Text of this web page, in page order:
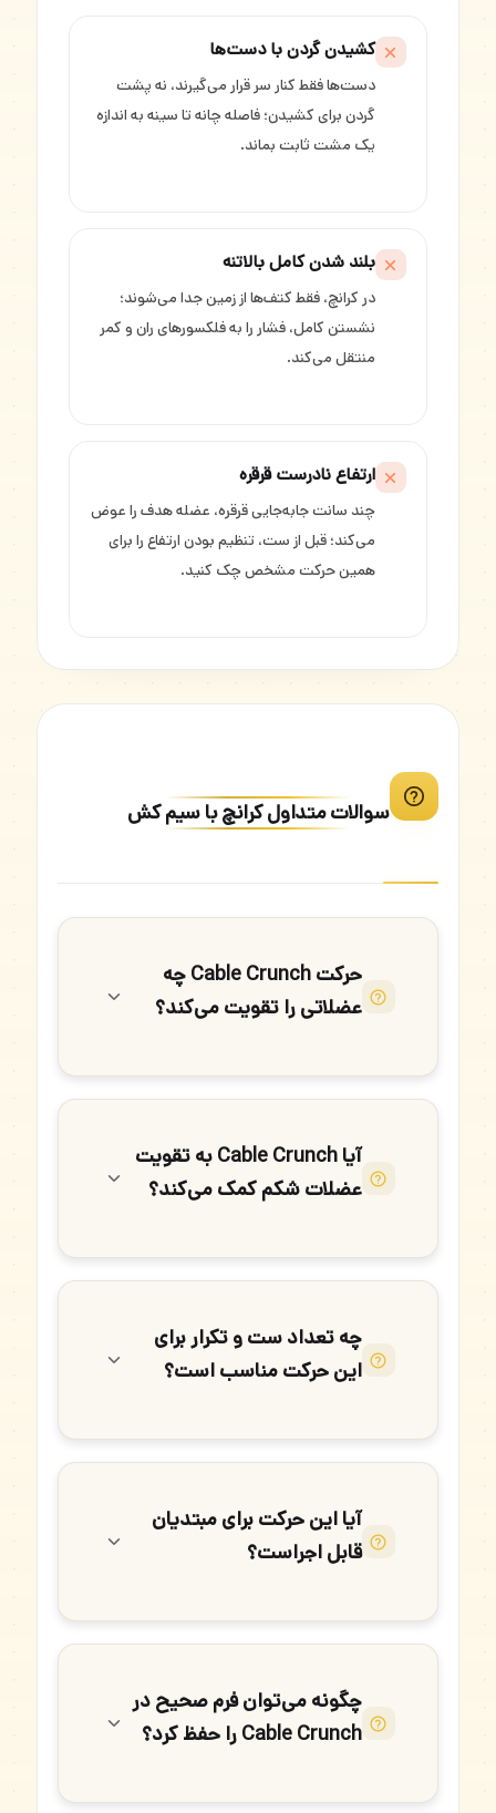
کشیدن گردن با دست‌ها
دست‌ها فقط کنار سر قرار می‌گیرند، نه پشت
گردن برای کشیدن؛ فاصله چانه تا سینه به اندازه
یک مشت ثابت بماند.
بلند شدن کامل بالاتنه
در کرانچ، فقط کتف‌ها از زمین جدا می‌شوند؛
نشستن کامل، فشار را به فلکسورهای ران و کمر
منتقل می‌کند.
ارتفاع نادرست قرقره
چند سانت جابه‌جایی قرقره، عضله هدف را عوض
می‌کند؛ قبل از ست، تنظیم بودن ارتفاع را برای
همین حرکت مشخص چک کنید.
سوالات متداول کرانچ با سیم کش
حرکت Cable Crunch چه
عضلاتی را تقویت می‌کند؟
آیا Cable Crunch به تقویت
عضلات شکم کمک می‌کند؟
چه تعداد ست و تکرار برای
این حرکت مناسب است؟
آیا این حرکت برای مبتدیان
قابل اجراست؟
چگونه می‌توان فرم صحیح در
Cable Crunch را حفظ کرد؟